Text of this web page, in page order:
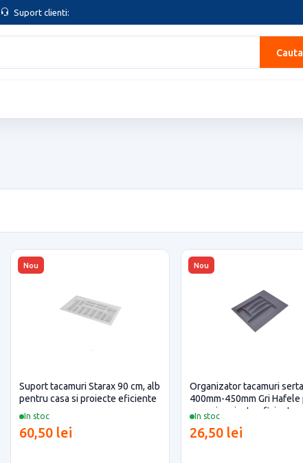
Suport clienti:
Cauta
Nou
In stoc
Suport tacamuri Starax 90 cm, alb
pentru casa si proiecte eficiente
60,50 lei
Nou
In stoc
Organizator tacamuri
400mm-450mm Gri Hafele
casa si proiecte eficiente
26,50 lei